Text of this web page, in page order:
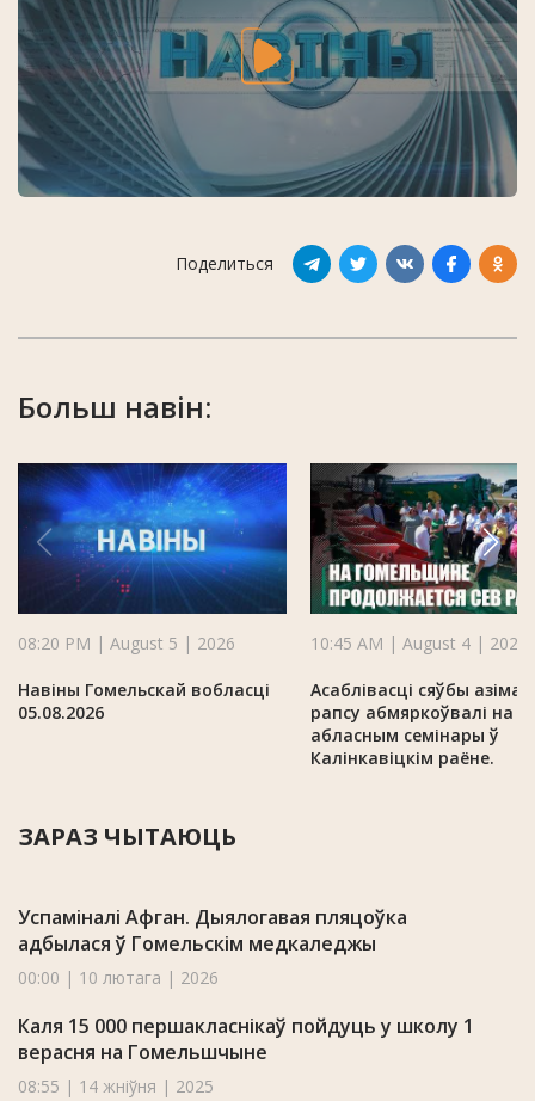
Поделиться
Больш навін:
08:20 PM | August 5 | 2026
Навіны Гомельскай вобласці
05.08.2026
10:45 AM | August 4 | 2026
Асаблівасці сяўбы
рапсу абмяркоўвалі на
абласным семінары ў
Калінкавіцкім раёне.
ЗАРАЗ ЧЫТАЮЦЬ
Успаміналі Афган. Дыялогавая пляцоўка
адбылася ў Гомельскім медкаледжы
00:00 | 10 лютага | 2026
Каля 15 000 першакласнікаў пойдуць у школу 1
верасня на Гомельшчыне
08:55 | 14 жніўня | 2025